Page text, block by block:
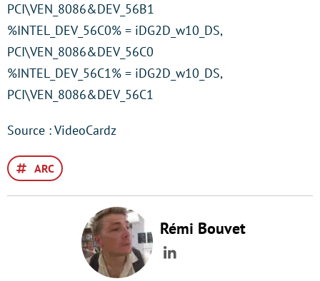
PCI\VEN_8086&DEV_56B1
%INTEL_DEV_56C0% = iDG2D_w10_DS,
PCI\VEN_8086&DEV_56C0
%INTEL_DEV_56C1% = iDG2D_w10_DS,
PCI\VEN_8086&DEV_56C1
Source : VideoCardz
ARC
Rémi Bouvet
LinkedIn